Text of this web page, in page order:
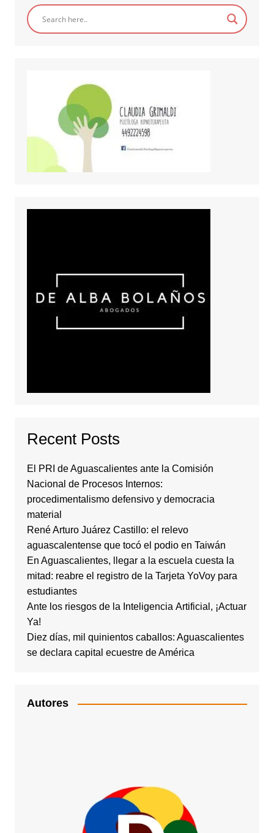
Recent Posts
El PRI de Aguascalientes ante la Comisión
Nacional de Procesos Internos:
procedimentalismo defensivo y democracia
material
René Arturo Juárez Castillo: el relevo
aguascalentense que tocó el podio en Taiwán
En Aguascalientes, llegar a la escuela cuesta la
mitad: reabre el registro de la Tarjeta YoVoy para
estudiantes
Ante los riesgos de la Inteligencia Artificial, ¡Actuar
Ya!
Diez días, mil quinientos caballos: Aguascalientes
se declara capital ecuestre de América
Autores